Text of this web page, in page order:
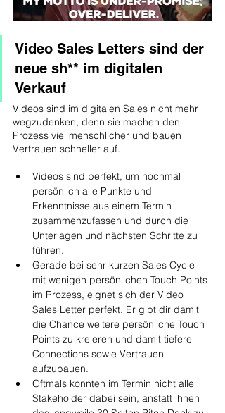
Video Sales Letters sind der
neue sh** im digitalen
Verkauf
Videos sind im digitalen Sales nicht mehr
wegzudenken, denn sie machen den
Prozess viel menschlicher und bauen
Vertrauen schneller auf.
Videos sind perfekt, um nochmal
persönlich alle Punkte und
Erkenntnisse aus einem Termin
zusammenzufassen und durch die
Unterlagen und nächsten Schritte zu
führen.
Gerade bei sehr kurzen Sales Cycle
mit wenigen persönlichen Touch Points
im Prozess, eignet sich der Video
Sales Letter perfekt. Er gibt dir damit
die Chance weitere persönliche Touch
Points zu kreieren und damit tiefere
Connections sowie Vertrauen
aufzubauen.
Oftmals konnten im Termin nicht alle
Stakeholder dabei sein, anstatt ihnen